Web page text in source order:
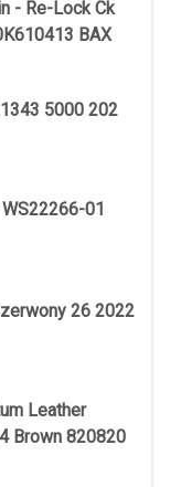
- Re-Lock Ck
BAX
5000 202
01
26 2022
Leather
Brown 820820